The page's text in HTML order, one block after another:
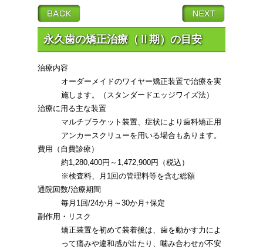
永久歯の矯正治療（Ⅱ期）の目安
治療内容
オーダーメイドのワイヤー矯正装置で治療を実
施します。（スタンダードエッジワイズ法）
治療に用る主な装置
マルチブラケット装置、症状により歯科矯正用
アンカースクリューを用いる場合もあります。
費用（自費診療）
約1,280,400円～1,472,900円（税込）
※検査料、月1回の管理料等を含む総額
通院回数/治療期間
毎月1回/24か月～30か月+保定
副作用・リスク
矯正装置を初めて装着後は、歯を動かす力によ
って痛みや違和感が出たり、噛み合わせが不安